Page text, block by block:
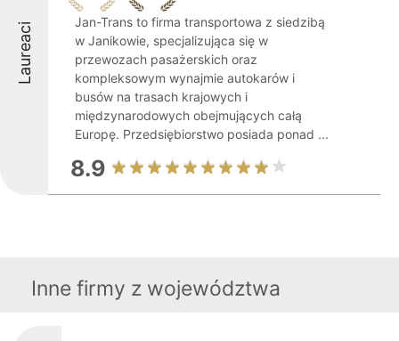
Laureaci
Jan-Trans to firma transportowa z siedzibą
w Janikowie, specjalizująca się w
przewozach pasażerskich oraz
kompleksowym wynajmie autokarów i
busów na trasach krajowych i
międzynarodowych obejmujących całą
Europę. Przedsiębiorstwo posiada ponad ...
8.9
Inne firmy z województwa